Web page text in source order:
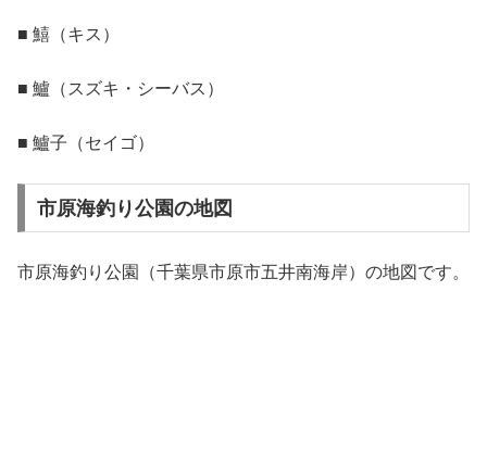
■ 鱚（キス）
■ 鱸（スズキ・シーバス）
■ 鱸子（セイゴ）
市原海釣り公園の地図
市原海釣り公園（千葉県市原市五井南海岸）の地図です。